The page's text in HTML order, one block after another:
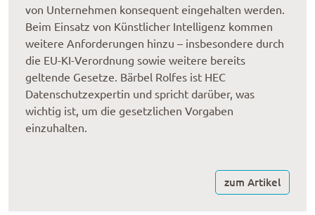
von Unternehmen konsequent eingehalten werden.
Beim Einsatz von Künstlicher Intelligenz kommen
weitere Anforderungen hinzu – insbesondere durch
die EU-KI-Verordnung sowie weitere bereits
geltende Gesetze. Bärbel Rolfes ist HEC
Datenschutzexpertin und spricht darüber, was
wichtig ist, um die gesetzlichen Vorgaben
einzuhalten.
zum Artikel